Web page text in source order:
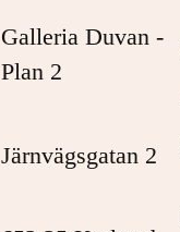
Galleria Duvan -
Plan 2
Järnvägsgatan 2